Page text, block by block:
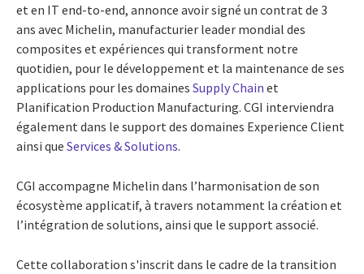
et en IT end-to-end, annonce avoir signé un contrat de 3
ans avec Michelin, manufacturier leader mondial des
composites et expériences qui transforment notre
quotidien, pour le développement et la maintenance de ses
applications pour les domaines Supply Chain et
Planification Production Manufacturing. CGI interviendra
également dans le support des domaines Experience Client
ainsi que Services & Solutions.
CGI accompagne Michelin dans l’harmonisation de son
écosystème applicatif, à travers notamment la création et
l’intégration de solutions, ainsi que le support associé.
Cette collaboration s'inscrit dans le cadre de la transition